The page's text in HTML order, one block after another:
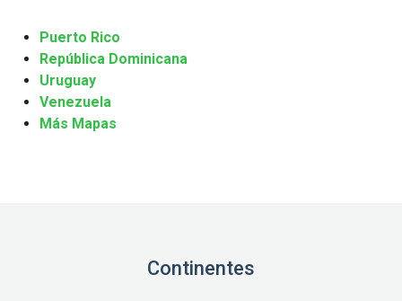
Puerto Rico
República Dominicana
Uruguay
Venezuela
Más Mapas
Continentes